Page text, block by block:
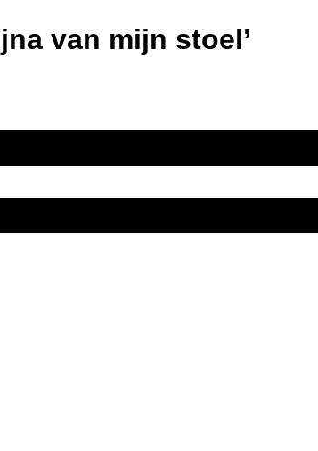
van mijn stoel’
menopauze op de werkvloer. Het boek werd